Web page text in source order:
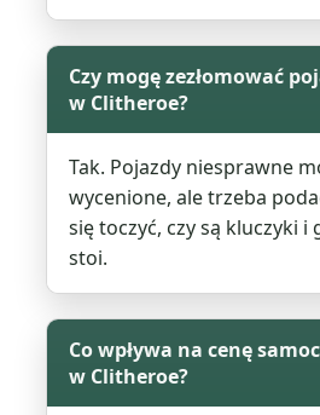
Czy mogę zezłomować
w Clitheroe?
Tak. Pojazdy niesprawne
wycenione, ale trzeba
się toczyć, czy są kluczyki i
stoi.
Co wpływa na cenę
w Clitheroe?